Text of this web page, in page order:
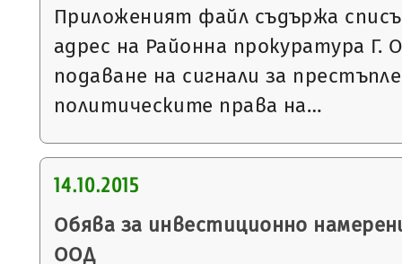
Приложеният файл съдържа
адрес на Районна прокуратура Г.
подаване на сигнали за
политическите права на…
14.10.2015
Обява за инвестиционно
ООД